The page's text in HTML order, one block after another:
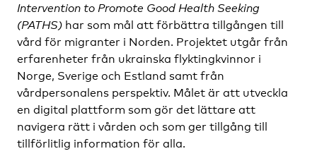
Intervention to Promote Good Health Seeking
(PATHS) har som mål att förbättra tillgången till
vård för migranter i Norden. Projektet utgår från
erfarenheter från ukrainska flyktingkvinnor i
Norge, Sverige och Estland samt från
vårdpersonalens perspektiv. Målet är att utveckla
en digital plattform som gör det lättare att
navigera rätt i vården och som ger tillgång till
tillförlitlig information för alla.